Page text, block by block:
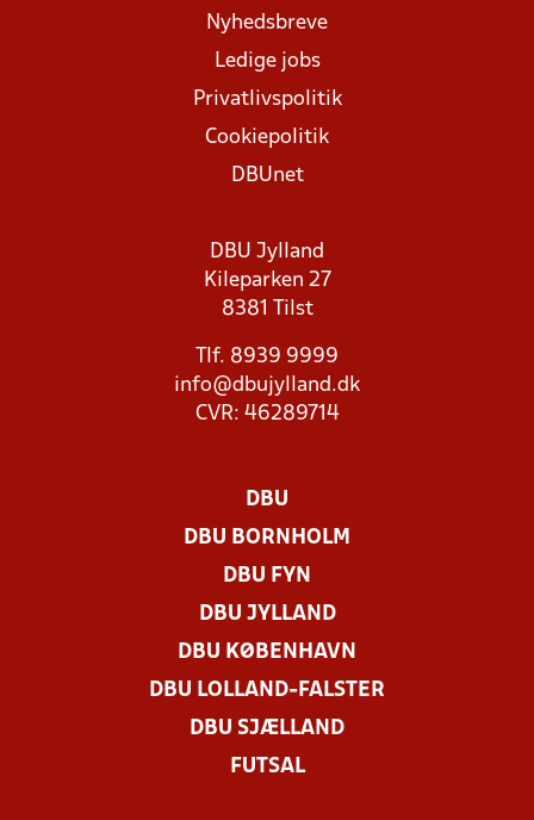
Nyhedsbreve
Ledige jobs
Privatlivspolitik
Cookiepolitik
DBUnet
DBU Jylland
Kileparken 27
8381 Tilst
Tlf. 8939 9999
info@dbujylland.dk
CVR: 46289714
DBU
DBU BORNHOLM
DBU FYN
DBU JYLLAND
DBU KØBENHAVN
DBU LOLLAND-FALSTER
DBU SJÆLLAND
FUTSAL